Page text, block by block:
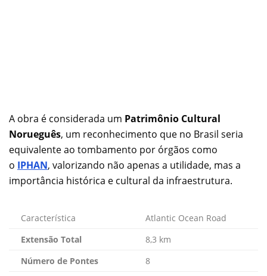
A obra é considerada um Patrimônio Cultural
Norueguês, um reconhecimento que no Brasil seria
equivalente ao tombamento por órgãos como
o IPHAN, valorizando não apenas a utilidade, mas a
importância histórica e cultural da infraestrutura.
Característica
Atlantic Ocean Road
Extensão Total
8,3 km
Número de Pontes
8